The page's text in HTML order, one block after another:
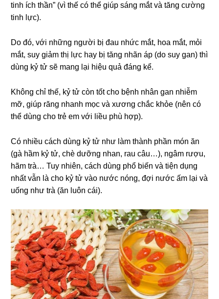
tinh ích thần” (vì thế có thể giúp sáng mắt và tăng cường
tinh lực).
Do đó, với những người bị đau nhức mắt, hoa mắt, mỏi
mắt, suy giảm thị lực hay bị tăng nhãn áp (do suy gan) thì
dùng kỷ tử sẽ mang lại hiệu quả đáng kể.
Không chỉ thế, kỷ tử còn tốt cho bệnh nhân gan nhiễm
mỡ, giúp răng nhanh mọc và xương chắc khỏe (nên có
thể dùng cho trẻ em với liều phù hợp).
Có nhiều cách dùng kỷ tử như làm thành phần món ăn
(gà hầm kỷ tử, chè dưỡng nhan, rau câu…), ngâm rượu,
hãm trà… Tuy nhiên, cách dùng phổ biến và tiện dụng
nhất vẫn là cho kỷ tử vào nước nóng, đợi nước ấm lại và
uống như trà (ăn luôn cái).